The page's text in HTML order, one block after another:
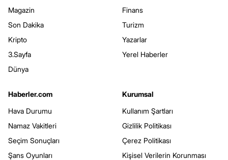
Magazin
Son Dakika
Kripto
3.Sayfa
Dünya
Finans
Turizm
Yazarlar
Yerel Haberler
Haberler.com
Hava Durumu
Namaz Vakitleri
Seçim Sonuçları
Şans Oyunları
Kurumsal
Kullanım Şartları
Gizlilik Politikası
Çerez Politikası
Kişisel Verilerin Korunması